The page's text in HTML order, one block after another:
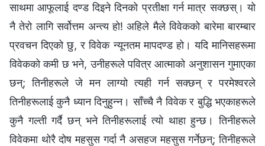
साथमा आफूलाई दण्ड दिइने दिनको प्रतीक्षा गर्न मात्र सक्छस्। यो
नै तेरो लागि सर्वोत्तम अन्त्य हो! अहिले मैले विवेकको बारेमा बारम्बार
प्रवचन दिएको छु, र विवेक न्यूनतम मापदण्ड हो। यदि मानिसहरूमा
विवेकको कमी छ भने, उनीहरूले पवित्र आत्माको अनुशासन गुमाएका
छन्; तिनीहरूले जे मन लाग्यो त्यही गर्न सक्छन् र परमेश्‍वरले
तिनीहरूलाई कुनै ध्यान दिनुहुन्‍न। साँच्‍चै नै विवेक र बुद्धि भएकाहरूले
कुनै गल्ती गर्दै छन् भने तिनीहरूलाई त्यो थाहा हुन्छ। तिनीहरूले
विवेकमा थोरै दोष महसुस गर्दा नै असहज महसुस गर्नेछन्; तिनीहरूले